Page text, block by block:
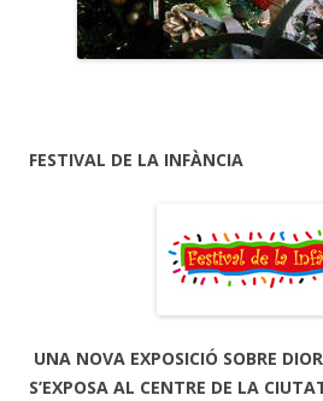
FESTIVAL DE LA INFÀNCIA
UNA NOVA EXPOSICIÓ SOBRE
S’EXPOSA AL CENTRE DE LA